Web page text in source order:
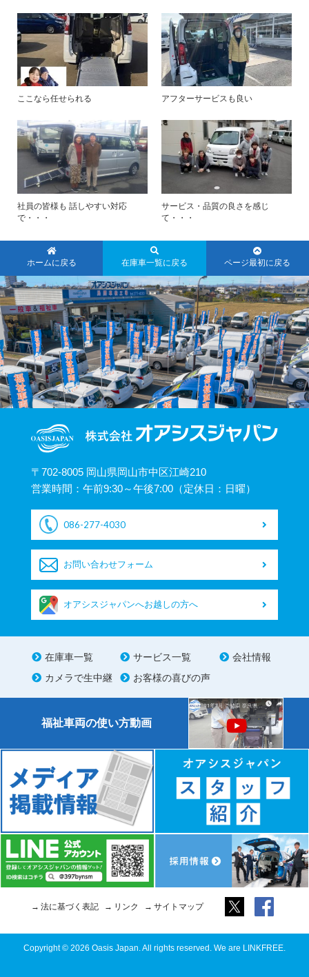
ここなら任せられる アフターサービスも良い
社員の皆様も 話しやすい対応
で・・・
サービス・品質の良さを感じ
て・・・
ホームに戻る 在庫車一覧に戻る ページ最初に戻る
〒702-8005 岡山県岡山市中区江崎210
営業時間：午前9:30～午後7:00（定休日：日曜）
086-277-4030
お問い合わせフォーム
オアシスジャパンへお越しの方へ
在庫車一覧 サービス一覧
会社情報
カメラで生中継
お客様の喜びの声
福祉車両の使い方動画
法に基づく表記 リンク サイトマップ
Copyright © 2026 Oasis Japan. All rights reserved. We are LINKFREE.